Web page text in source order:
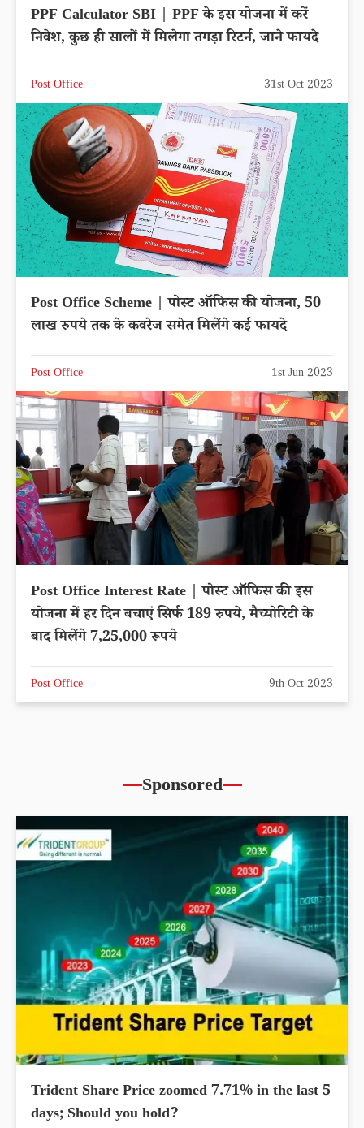
PPF Calculator SBI | PPF के इस योजना में करें
निवेश, कुछ ही सालों में मिलेगा तगड़ा रिटर्न, जाने फायदे
Post Office 31st Oct 2023
Post Office Scheme | पोस्ट ऑफिस की योजना, 50
लाख रुपये तक के कवरेज समेत मिलेंगे कई फायदे
Post Office 1st Jun 2023
Post Office Interest Rate | पोस्ट ऑफिस की इस
योजना में हर दिन बचाएं सिर्फ 189 रुपये, मैच्योरिटी के
बाद मिलेंगे 7,25,000 रूपये
Post Office 9th Oct 2023
Sponsored
Trident Share Price zoomed 7.71% in the last 5
days; Should you hold?